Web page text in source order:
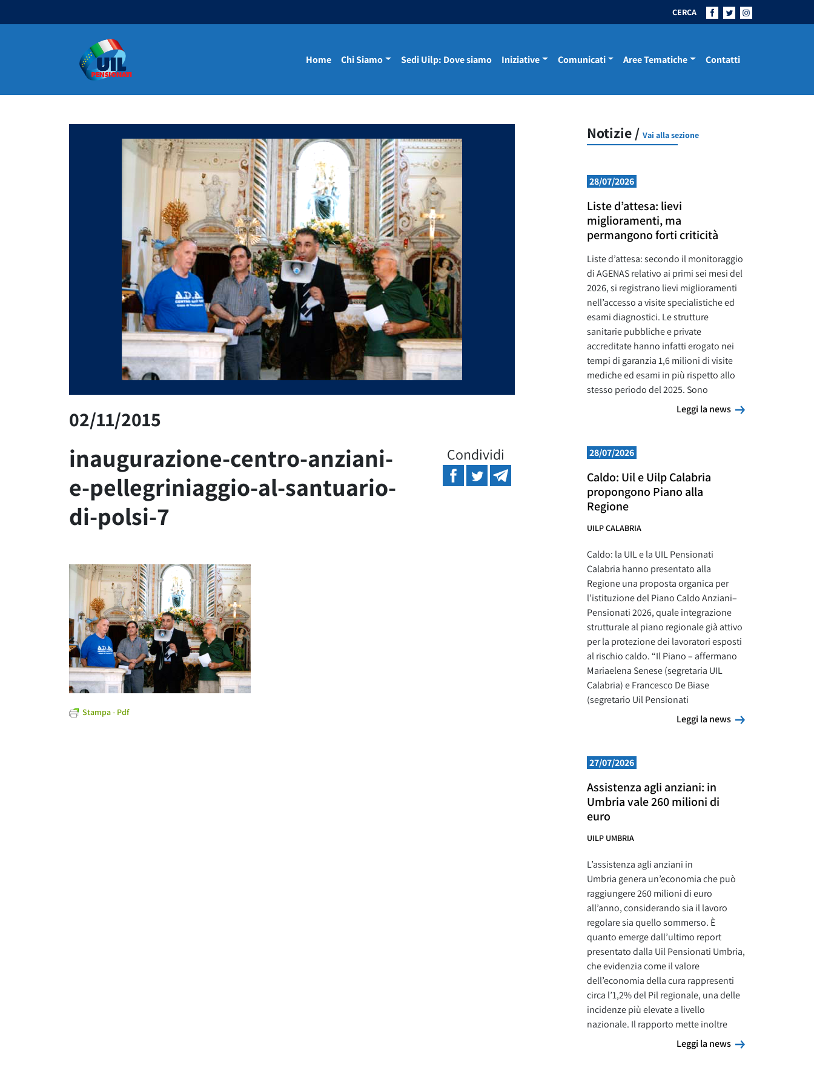
CERCA
Navigazione principale Home Chi Siamo Sedi Uilp: Dove siamo Iniziative Comunicati Aree Tematiche Contatti
02/11/2015
inaugurazione-centro-anziani-
e-pellegriniaggio-al-santuario-
di-polsi-7
Condividi
Stampa - Pdf
Notizie / Vai alla sezione
28/07/2026
Liste d’attesa: lievi
miglioramenti, ma
permangono forti criticità
Liste d’attesa: secondo il monitoraggio
di AGENAS relativo ai primi sei mesi del
2026, si registrano lievi miglioramenti
nell’accesso a visite specialistiche ed
esami diagnostici. Le strutture
sanitarie pubbliche e private
accreditate hanno infatti erogato nei
tempi di garanzia 1,6 milioni di visite
mediche ed esami in più rispetto allo
stesso periodo del 2025. Sono
Leggi la news
Leggi la news
28/07/2026
Caldo: Uil e Uilp Calabria
propongono Piano alla
Regione
UILP CALABRIA
Caldo: la UIL e la UIL Pensionati
Calabria hanno presentato alla
Regione una proposta organica per
l’istituzione del Piano Caldo Anziani–
Pensionati 2026, quale integrazione
strutturale al piano regionale già attivo
per la protezione dei lavoratori esposti
al rischio caldo. “Il Piano – affermano
Mariaelena Senese (segretaria UIL
Calabria) e Francesco De Biase
(segretario Uil Pensionati
Leggi la news
Leggi la news
27/07/2026
Assistenza agli anziani: in
Umbria vale 260 milioni di
euro
UILP UMBRIA
L’assistenza agli anziani in
Umbria genera un’economia che può
raggiungere 260 milioni di euro
all’anno, considerando sia il lavoro
regolare sia quello sommerso. È
quanto emerge dall’ultimo report
presentato dalla Uil Pensionati Umbria,
che evidenzia come il valore
dell’economia della cura rappresenti
circa l’1,2% del Pil regionale, una delle
incidenze più elevate a livello
nazionale. Il rapporto mette inoltre
Leggi la news
Leggi la news